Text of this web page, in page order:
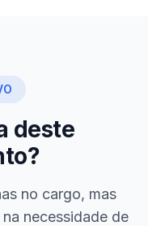
deste
no cargo, mas
necessidade de